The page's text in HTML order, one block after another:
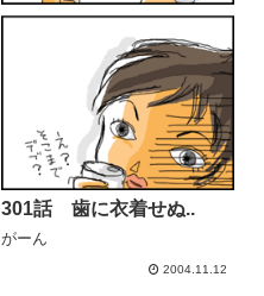
301話 歯に衣着せぬ..
がーん
2004.11.12